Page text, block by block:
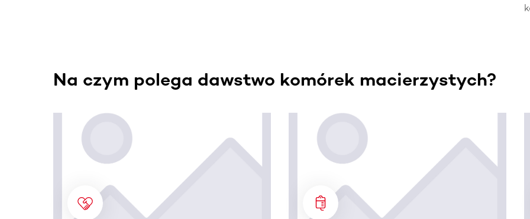
Na czym polega dawstwo komórek macierzystych?
Ta sekcja zawiera treści przewijane w poziomie. Użyj klawisza Tab lub przesuń palcem, aby zobaczyć